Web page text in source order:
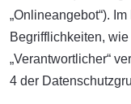
„Onlineangebot“).
Begrifflichkeiten, wie
„Verantwortlicher“
4 der